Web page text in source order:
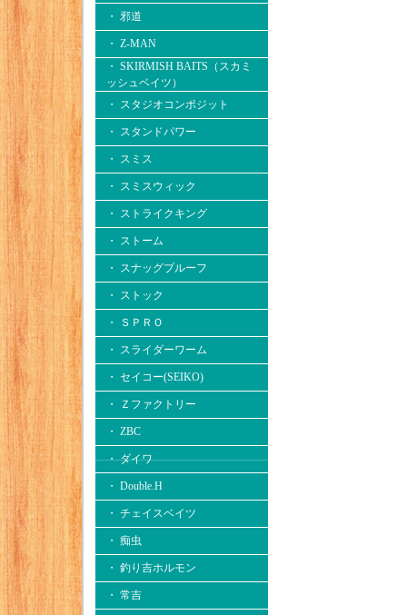
・ 邪道
・ Z-MAN
・ SKIRMISH BAITS（スカミ
ッシュベイツ）
・ スタジオコンポジット
・ スタンドパワー
・ スミス
・ スミスウィック
・ ストライクキング
・ ストーム
・ スナッグプルーフ
・ ストック
・ ＳＰＲＯ
・ スライダーワーム
・ セイコー(SEIKO)
・ Ｚファクトリー
・ ZBC
・ ダイワ
・ Double.H
・ チェイスベイツ
・ 痴虫
・ 釣り吉ホルモン
・ 常吉